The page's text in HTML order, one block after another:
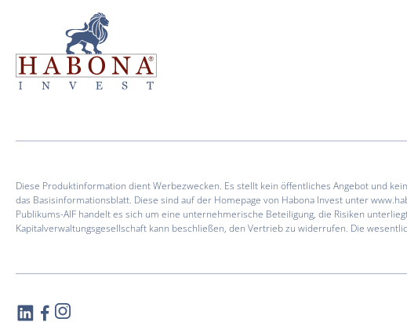
Diese Produktinformation dient Werbezwecken. Es stellt kein öffentliches Angebot und
das Basisinformationsblatt. Diese sind auf der Homepage von Habona Invest unter
Publikums-AIF handelt es sich um eine unternehmerische Beteiligung, die Risiken
Kapitalverwaltungsgesellschaft kann beschließen, den Vertrieb zu widerrufen. Die